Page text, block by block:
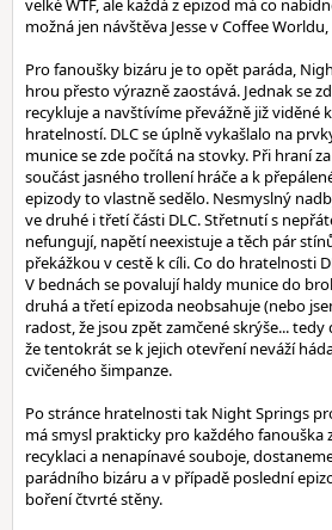
velké WTF, ale každá z epizod má co
možná jen návštěva Jesse v Coffee
Pro fanoušky bizáru je to opět paráda,
hrou přesto výrazně zaostává. Jednak se
recykluje a navštívíme převážně již viděné
hratelností. DLC se úplně vykašlalo na
munice se zde počítá na stovky. Při hraní
součást jasného trollení hráče a k
epizody to vlastně sedělo. Nesmyslný
ve druhé i třetí části DLC. Střetnutí s
nefungují, napětí neexistuje a těch pár
překážkou v cestě k cíli. Co do hratelnosti
V bednách se povalují haldy munice do
druhá a třetí epizoda neobsahuje (nebo
radost, že jsou zpět zamčené skrýše...
že tentokrát se k jejich otevření neváží
cvičeného šimpanze.
Po stránce hratelnosti tak Night Springs
má smysl prakticky pro každého fanouška
recyklaci a nenapínavé souboje,
parádního bizáru a v případě poslední
boření čtvrté stěny.